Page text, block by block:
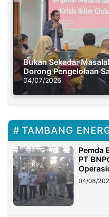
Bukan Sekadar
Dorong Pengelolaan
Solusi Krisis Iklim
04/07/2026
TAMBANG
Pemda
PT
04/08/